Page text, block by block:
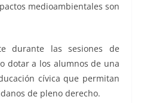
medioambientales son
durante las sesiones de
dotar a los alumnos de una
cívica que permitan
de pleno derecho.